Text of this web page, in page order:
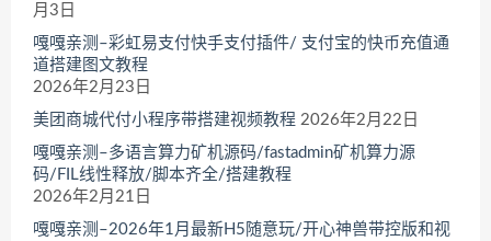
月3日
嘎嘎亲测–彩虹易支付快手支付插件/ 支付宝的快币充值通
道搭建图文教程
2026年2月23日
美团商城代付小程序带搭建视频教程 2026年2月22日
嘎嘎亲测–多语言算力矿机源码/fastadmin矿机算力源
码/FIL线性释放/脚本齐全/搭建教程
2026年2月21日
嘎嘎亲测–2026年1月最新H5随意玩/开心神兽带控版和视